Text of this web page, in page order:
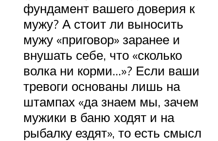
фундамент вашего доверия к
мужу? А стоит ли выносить
мужу «приговор» заранее и
внушать себе, что «сколько
волка ни корми…»? Если ваши
тревоги основаны лишь на
штампах «да знаем мы, зачем
мужики в баню ходят и на
рыбалку ездят», то есть смысл